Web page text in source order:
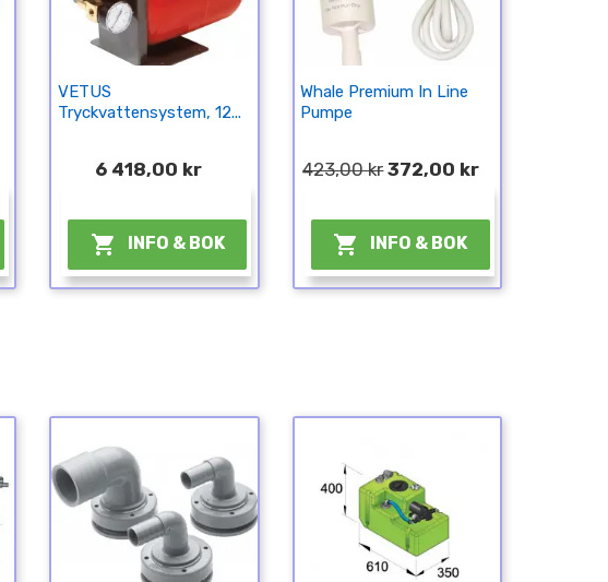
VETUS
Tryckvattensystem, 12...
6 418,00 kr
 INFO & BOK
Whale Premium In Line
Pumpe
423,00 kr 372,00 kr
 INFO & BOK